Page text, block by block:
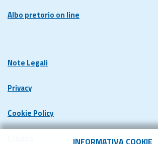
INFORMATIVA COOKIE
Albo pretorio on line
Note Legali
Privacy
Cookie Policy